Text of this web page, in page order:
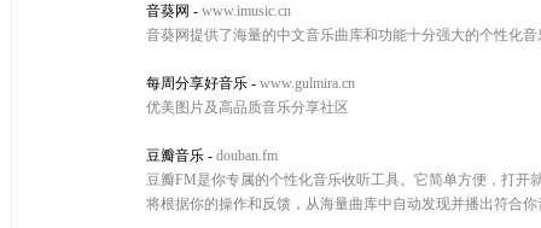
音葵网 - www.imusic.cn
音葵网提供了海量的中文音乐曲库和功能十分强大的个性化
每周分享好音乐 - www.gulmira.cn
优美图片及高品质音乐分享社区
豆瓣音乐 - douban.fm
豆瓣FM是你专属的个性化音乐收听工具。它简单方便，打开
将根据你的操作和反馈，从海量曲库中自动发现并播出符合